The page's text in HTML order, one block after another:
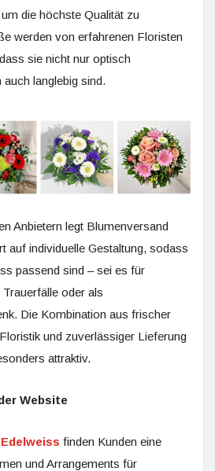
die höchste Qualität zu
werden von erfahrenen Floristen
sie nicht nur optisch
langlebig sind.
Anbietern legt Blumenversand
auf individuelle Gestaltung, sodass
passend sind – sei es für
oder als
Die Kombination aus frischer
und zuverlässiger Lieferung
attraktiv.
Website
finden Kunden eine
und Arrangements für